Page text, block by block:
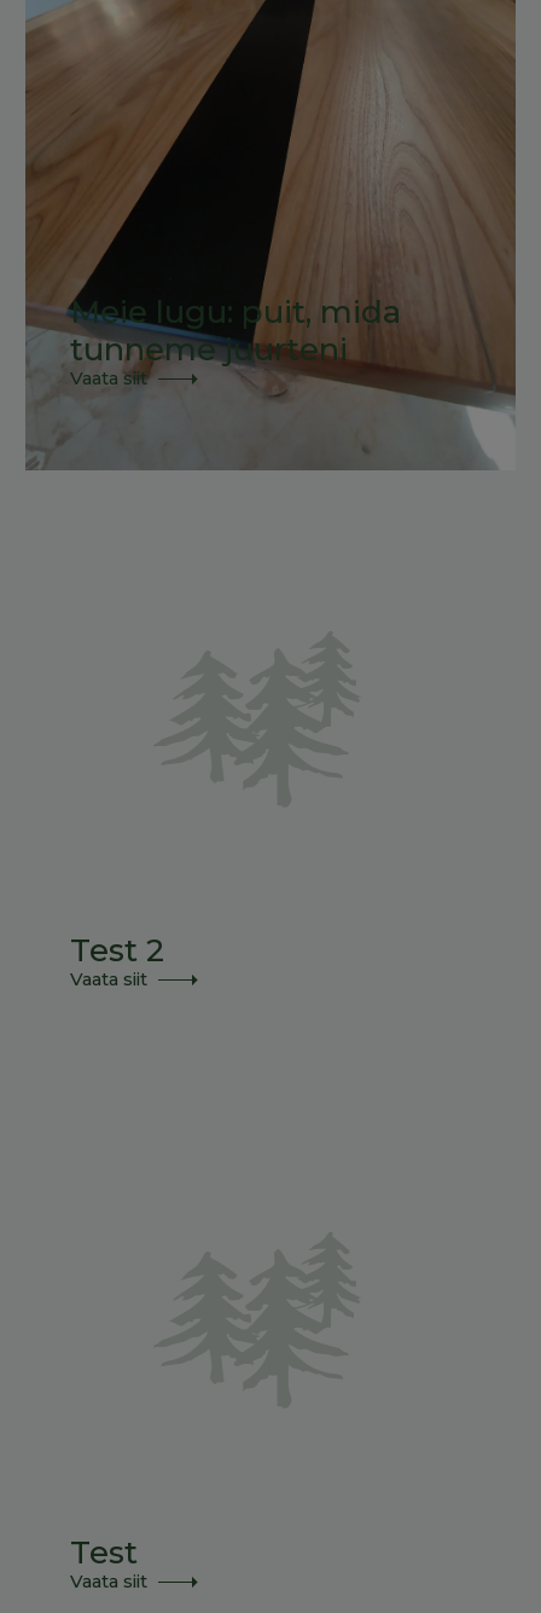
Meie lugu: puit, mida
tunneme juurteni
Vaata siit
Test 2
Vaata siit
Test
Vaata siit